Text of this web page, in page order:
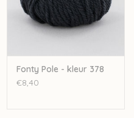
op strengen, wat zorgt
en langer zijn kleur
Fonty Pole - kleur 378
€8,40